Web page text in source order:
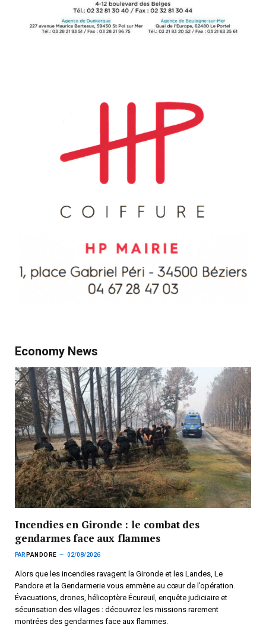
Economy News
Incendies en Gironde : le combat des
gendarmes face aux flammes
PAR PANDORE 02/08/2026
Alors que les incendies ravagent la Gironde et les Landes, Le
Pandore et la Gendarmerie vous emmène au cœur de l’opération.
Évacuations, drones, hélicoptère Écureuil, enquête judiciaire et
sécurisation des villages : découvrez les missions rarement
montrées des gendarmes face aux flammes.